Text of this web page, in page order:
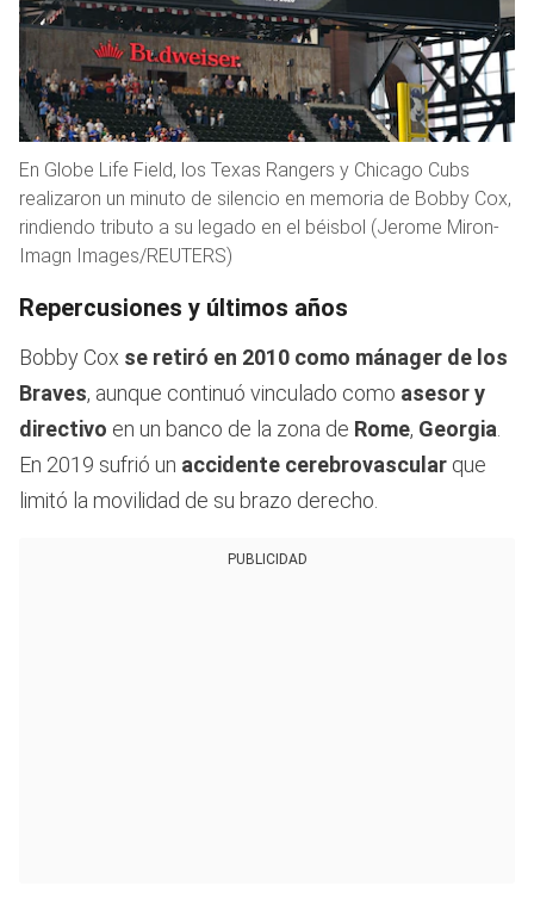
En Globe Life Field, los Texas Rangers y Chicago Cubs
realizaron un minuto de silencio en memoria de Bobby Cox,
rindiendo tributo a su legado en el béisbol (Jerome Miron-
Imagn Images/REUTERS)
Repercusiones y últimos años
Bobby Cox se retiró en 2010 como mánager de los
Braves, aunque continuó vinculado como asesor y
directivo en un banco de la zona de Rome, Georgia
En 2019 sufrió un accidente cerebrovascular que
limitó la movilidad de su brazo derecho.
PUBLICIDAD